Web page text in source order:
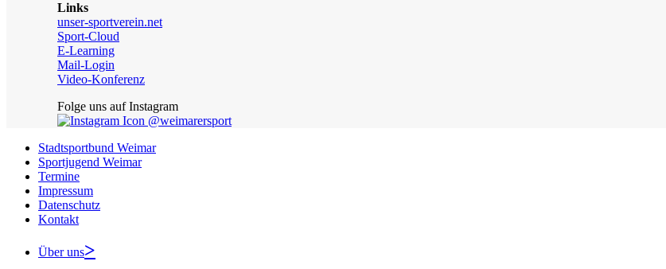
Links
unser-sportverein.net
Sport-Cloud
E-Learning
Mail-Login
Video-Konferenz
Folge uns auf Instagram
@weimarersport
Stadtsportbund Weimar
Sportjugend Weimar
Termine
Impressum
Datenschutz
Kontakt
Über uns